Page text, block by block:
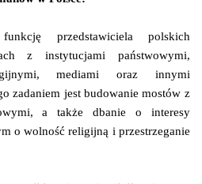
przedstawiciela polskich
z instytucjami państwowymi,
mediami oraz innymi
zadaniem jest budowanie mostów z
a także dbanie o interesy
o wolność religijną i przestrzeganie